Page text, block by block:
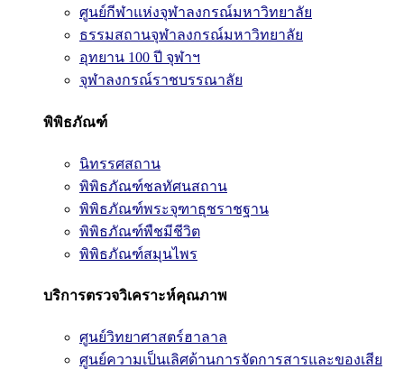
ศูนย์กีฬาแห่งจุฬาลงกรณ์มหาวิทยาลัย
ธรรมสถานจุฬาลงกรณ์มหาวิทยาลัย
อุทยาน 100 ปี จุฬาฯ
จุฬาลงกรณ์ราชบรรณาลัย
พิพิธภัณฑ์
นิทรรศสถาน
พิพิธภัณฑ์ชลทัศนสถาน
พิพิธภัณฑ์พระจุฑาธุชราชฐาน
พิพิธภัณฑ์พืชมีชีวิต
พิพิธภัณฑ์สมุนไพร
บริการตรวจวิเคราะห์คุณภาพ
ศูนย์วิทยาศาสตร์ฮาลาล
ศูนย์ความเป็นเลิศด้านการจัดการสารและของเสีย